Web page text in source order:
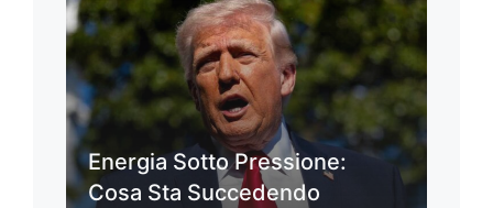
Energia Sotto Pressione:
Cosa Sta Succedendo